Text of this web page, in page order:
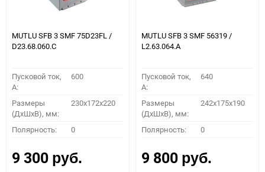
MUTLU SFB 3 SMF 75D23FL /
D23.68.060.C
Пусковой ток,
A:
600
Размеры
(ДхШхВ), мм:
230x172x220
Полярность: 0
9 300 руб.
MUTLU SFB 3 SMF 56319 /
L2.63.064.А
Пусковой ток,
A:
640
Размеры
(ДхШхВ), мм:
242x175x190
Полярность: 0
9 800 руб.